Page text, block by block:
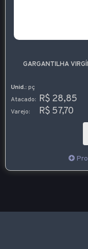
GARGANTILHA
Unid.: pç
Atacado: R$ 28,85
Varejo: R$ 57,70